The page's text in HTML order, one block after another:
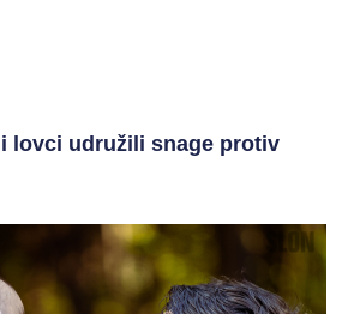
lovci udružili snage protiv